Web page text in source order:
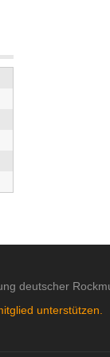
deutscher
unterstützen.